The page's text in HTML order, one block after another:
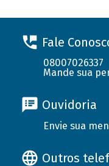
Fale
08007026337
Mande sua
Ouvidoria
Envie sua
Outros